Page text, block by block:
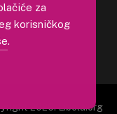
2026. Libela.org
za
korisničkog
.